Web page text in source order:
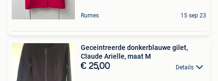
Rumes 15 sep 23
Geceintreerde donkerblauwe gilet,
Claude Arielle, maat M
€ 25,00 Details